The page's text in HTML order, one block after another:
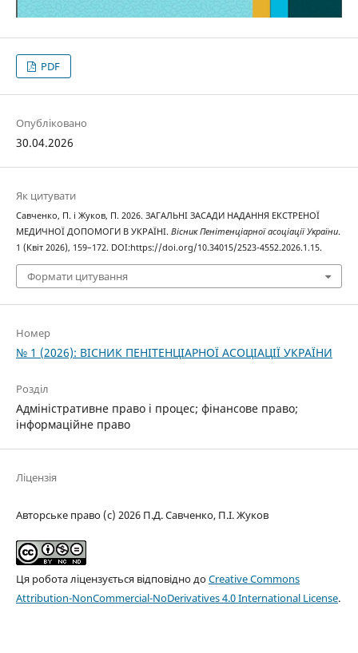
PDF
Опубліковано
30.04.2026
Як цитувати
Савченко, П. і Жуков, П. 2026. ЗАГАЛЬНІ ЗАСАДИ НАДАННЯ ЕКСТРЕНОЇ
МЕДИЧНОЇ ДОПОМОГИ В УКРАЇНІ. Вісник Пенітенціарної асоціації України.
1 (Квіт 2026), 159–172. DOI:https://doi.org/10.34015/2523-4552.2026.1.15.
Формати цитування
Номер
№ 1 (2026): ВІСНИК ПЕНІТЕНЦІАРНОЇ АСОЦІАЦІЇ УКРАЇНИ
Розділ
Адміністративне право і процес; фінансове право;
інформаційне право
Ліцензія
Авторське право (c) 2026 П.Д. Савченко, П.І. Жуков
Ця робота ліцензується відповідно доCreative Commons
Attribution-NonCommercial-NoDerivatives 4.0 International License.